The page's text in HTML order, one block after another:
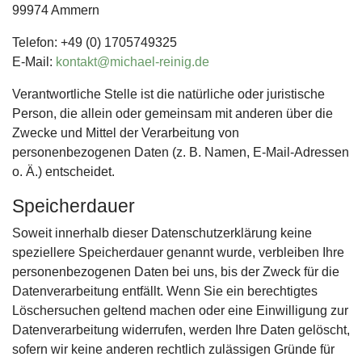
99974 Ammern
Telefon: +49 (0) 1705749325
E-Mail: kontakt@michael-reinig.de
Verantwortliche Stelle ist die natürliche oder juristische
Person, die allein oder gemeinsam mit anderen über die
Zwecke und Mittel der Verarbeitung von
personenbezogenen Daten (z. B. Namen, E-Mail-Adressen
o. Ä.) entscheidet.
Speicherdauer
Soweit innerhalb dieser Datenschutzerklärung keine
speziellere Speicherdauer genannt wurde, verbleiben Ihre
personenbezogenen Daten bei uns, bis der Zweck für die
Datenverarbeitung entfällt. Wenn Sie ein berechtigtes
Löschersuchen geltend machen oder eine Einwilligung zur
Datenverarbeitung widerrufen, werden Ihre Daten gelöscht,
sofern wir keine anderen rechtlich zulässigen Gründe für